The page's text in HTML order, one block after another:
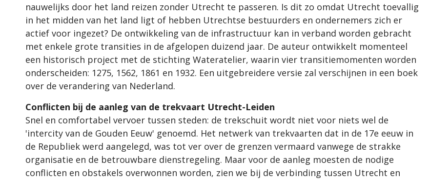
nauwelijks door het land reizen zonder Utrecht te passeren. Is dit zo omdat Utrecht toevallig
in het midden van het land ligt of hebben Utrechtse bestuurders en ondernemers zich er
actief voor ingezet? De ontwikkeling van de infrastructuur kan in verband worden gebracht
met enkele grote transities in de afgelopen duizend jaar. De auteur ontwikkelt momenteel
een historisch project met de stichting Wateratelier, waarin vier transitiemomenten worden
onderscheiden: 1275, 1562, 1861 en 1932. Een uitgebreidere versie zal verschijnen in een boek
over de verandering van Nederland.
Conflicten bij de aanleg van de trekvaart Utrecht-Leiden
Snel en comfortabel vervoer tussen steden: de trekschuit wordt niet voor niets wel de
'intercity van de Gouden Eeuw' genoemd. Het netwerk van trekvaarten dat in de 17e eeuw in
de Republiek werd aangelegd, was tot ver over de grenzen vermaard vanwege de strakke
organisatie en de betrouwbare dienstregeling. Maar voor de aanleg moesten de nodige
conflicten en obstakels overwonnen worden, zien we bij de verbinding tussen Utrecht en